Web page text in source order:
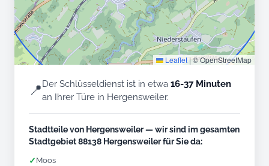
Leaflet| © OpenStreetMap
📍Der Schlüsseldienst ist in etwa 16-37 Minuten
an Ihrer Türe in Hergensweiler.
Stadtteile von Hergensweiler — wir sind im gesamten
Stadtgebiet 88138 Hergensweiler für Sie da:
✓ Moos